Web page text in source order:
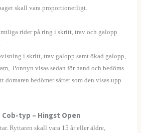
skall vara proportionerligt.
rider på ring i skritt, trav och galopp
i skritt, trav galopp samt ökad galopp,
Ponnyn visas sedan för hand och bedöms
domaren bedömer sättet som den visas upp
Cob-typ – Hingst Open
Ryttaren skall vara 15 år eller äldre,